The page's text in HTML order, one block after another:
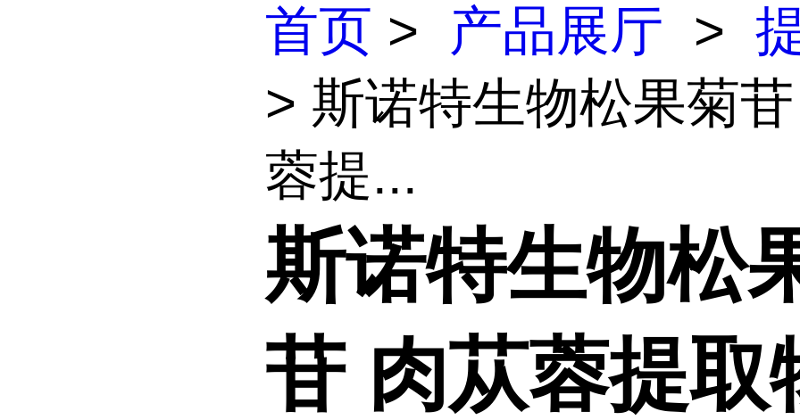
首页 > 产品展厅 >
> 斯诺特生物松果菊
蓉提...
斯诺特生物松
苷 肉苁蓉提取